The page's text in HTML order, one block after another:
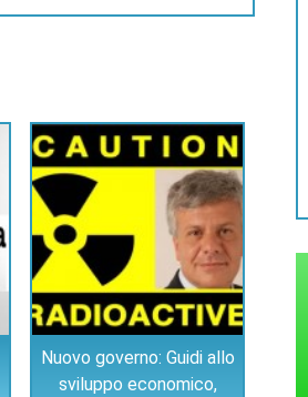
Nuovo governo: Guidi allo
sviluppo economico,